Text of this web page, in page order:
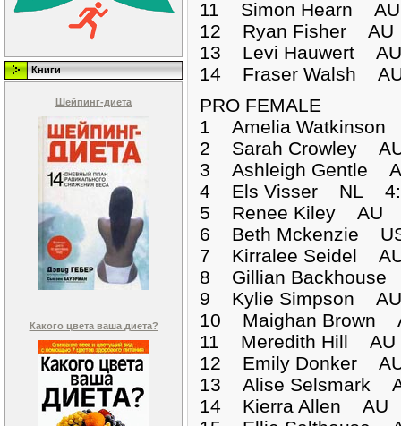
Книги
Шейпинг-диета
Какого цвета ваша диета?
11 Simon Hearn
12 Ryan Fisher
13 Levi Hauwert
14 Fraser Walsh
PRO FEMALE
1 Amelia
2 Sarah Crowley
3 Ashleigh Gentle
4 Els Visser NL
5 Renee Kiley AU
6 Beth Mckenzie
7 Kirralee Seidel
8 Gillian
9 Kylie Simpson
10 Maighan Brown
11 Meredith Hill
12 Emily Donker
13 Alise Selsmark
14 Kierra Allen AU